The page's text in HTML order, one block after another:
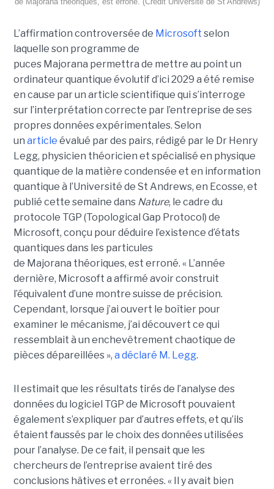
L’affirmation controversée de Microsoft selon
laquelle son programme de
puces Majorana permettra de mettre au point un
ordinateur quantique évolutif d’ici 2029 a été remise
en cause par un article scientifique qui s’interroge
sur l’interprétation correcte par l’entreprise de ses
propres données expérimentales. Selon
un article évalué par des pairs, rédigé par le Dr Henry
Legg, physicien théoricien et spécialisé en physique
quantique de la matière condensée et en information
quantique à l’Université de St Andrews, en Ecosse, et
publié cette semaine dans Nature, le cadre du
protocole TGP (Topological Gap Protocol) de
Microsoft, conçu pour déduire l’existence d’états
quantiques dans les particules
de Majorana théoriques, est erroné. « L’année
dernière, Microsoft a affirmé avoir construit
l’équivalent d’une montre suisse de précision.
Cependant, lorsque j’ai ouvert le boîtier pour
examiner le mécanisme, j’ai découvert ce qui
ressemblait à un enchevêtrement chaotique de
pièces dépareillées », a déclaré M. Legg.
Il estimait que les résultats tirés de l’analyse des
données du logiciel TGP de Microsoft pouvaient
également s’expliquer par d’autres effets, et qu’ils
étaient faussés par le choix des données utilisées
pour l’analyse. De ce fait, il pensait que les
chercheurs de l’entreprise avaient tiré des
conclusions hâtives et erronées. « Il y avait bien